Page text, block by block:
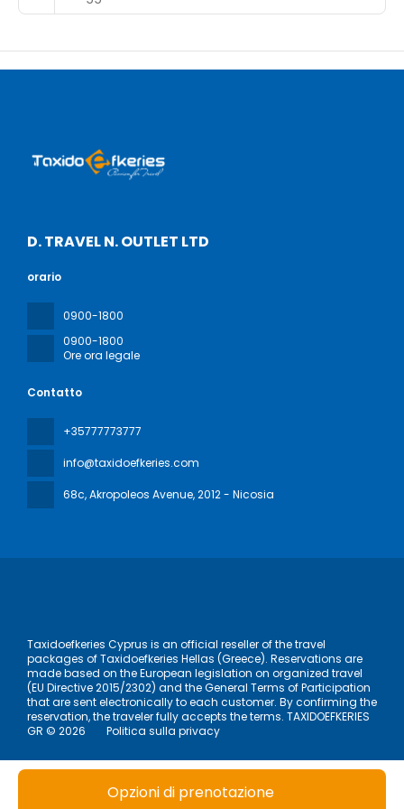
Opzioni di prenotazione
D. TRAVEL N. OUTLET LTD
Contatto
+35777773777
info@taxidoefkeries.com
68c, Akropoleos Avenue, 2012 - Nicosia
orario
0900-1800
0900-1800
Ore ora legale
Taxidoefkeries Cyprus is an official reseller of the travel
packages of Taxidoefkeries Hellas (Greece). Reservations are
made based on the European legislation on organized travel
(EU Directive 2015/2302) and the General Terms of Participation
that are sent electronically to each customer. By confirming the
reservation, the traveler fully accepts the terms. TAXIDOEFKERIES
GR © 2026
Politica sulla privacy